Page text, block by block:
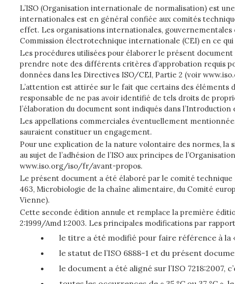
L’ISO (Organisation internationale de normalisation) est
internationales est en général confiée aux comités
effet. Les organisations internationales, gouvernementales
Commission électrotechnique internationale (CEI) en ce
Les procédures utilisées pour élaborer le présent
prendre note des différents critères d’approbation requis
données dans les Directives ISO/CEI, Partie 2 (voir
L’attention est attirée sur le fait que certains des
responsable de ne pas avoir identifié de tels droits de
l’élaboration du document sont indiqués dans
Les appellations commerciales éventuellement
sauraient constituer un engagement.
Pour une explication de la nature volontaire des normes, la
au sujet de l’adhésion de l’ISO aux principes de
www.iso.org/iso/fr/avant-propos.
Le présent document a été élaboré par le comité
463, Microbiologie de la chaîne alimentaire, du Comité
Vienne).
Cette seconde édition annule et remplace la première
2:1999/Amd 1:2003. Les principales modifications par
le titre a été modifié pour faire référence à la
le statut de l’ISO 6888-1 et du présent
le document a été aligné sur l’ISO